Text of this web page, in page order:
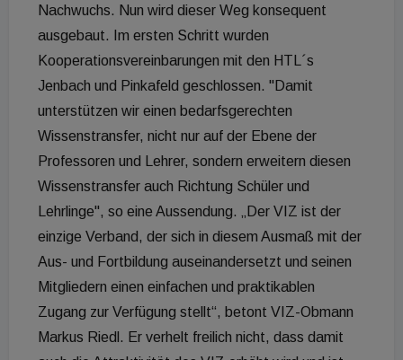
Nachwuchs. Nun wird dieser Weg konsequent
ausgebaut. Im ersten Schritt wurden
Kooperationsvereinbarungen mit den HTL´s
Jenbach und Pinkafeld geschlossen. "Damit
unterstützen wir einen bedarfsgerechten
Wissenstransfer, nicht nur auf der Ebene der
Professoren und Lehrer, sondern erweitern diesen
Wissenstransfer auch Richtung Schüler und
Lehrlinge", so eine Aussendung. „Der VIZ ist der
einzige Verband, der sich in diesem Ausmaß mit der
Aus- und Fortbildung auseinandersetzt und seinen
Mitgliedern einen einfachen und praktikablen
Zugang zur Verfügung stellt“, betont VIZ-Obmann
Markus Riedl. Er verhelt freilich nicht, dass damit